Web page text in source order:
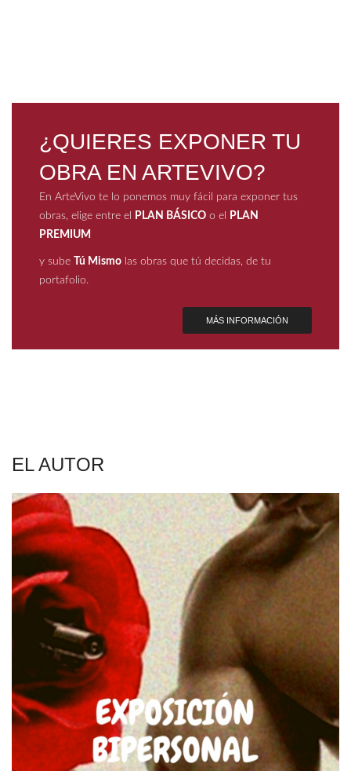
¿QUIERES EXPONER TU
OBRA EN ARTEVIVO?
En ArteVivo te lo ponemos muy fácil para exponer tus
obras, elige entre el
PLAN BÁSICO o el
PLAN
PREMIUM
y sube Tú Mismo las obras que tú decidas, de tu
portafolio.
MÁS INFORMACIÓN
EL AUTOR